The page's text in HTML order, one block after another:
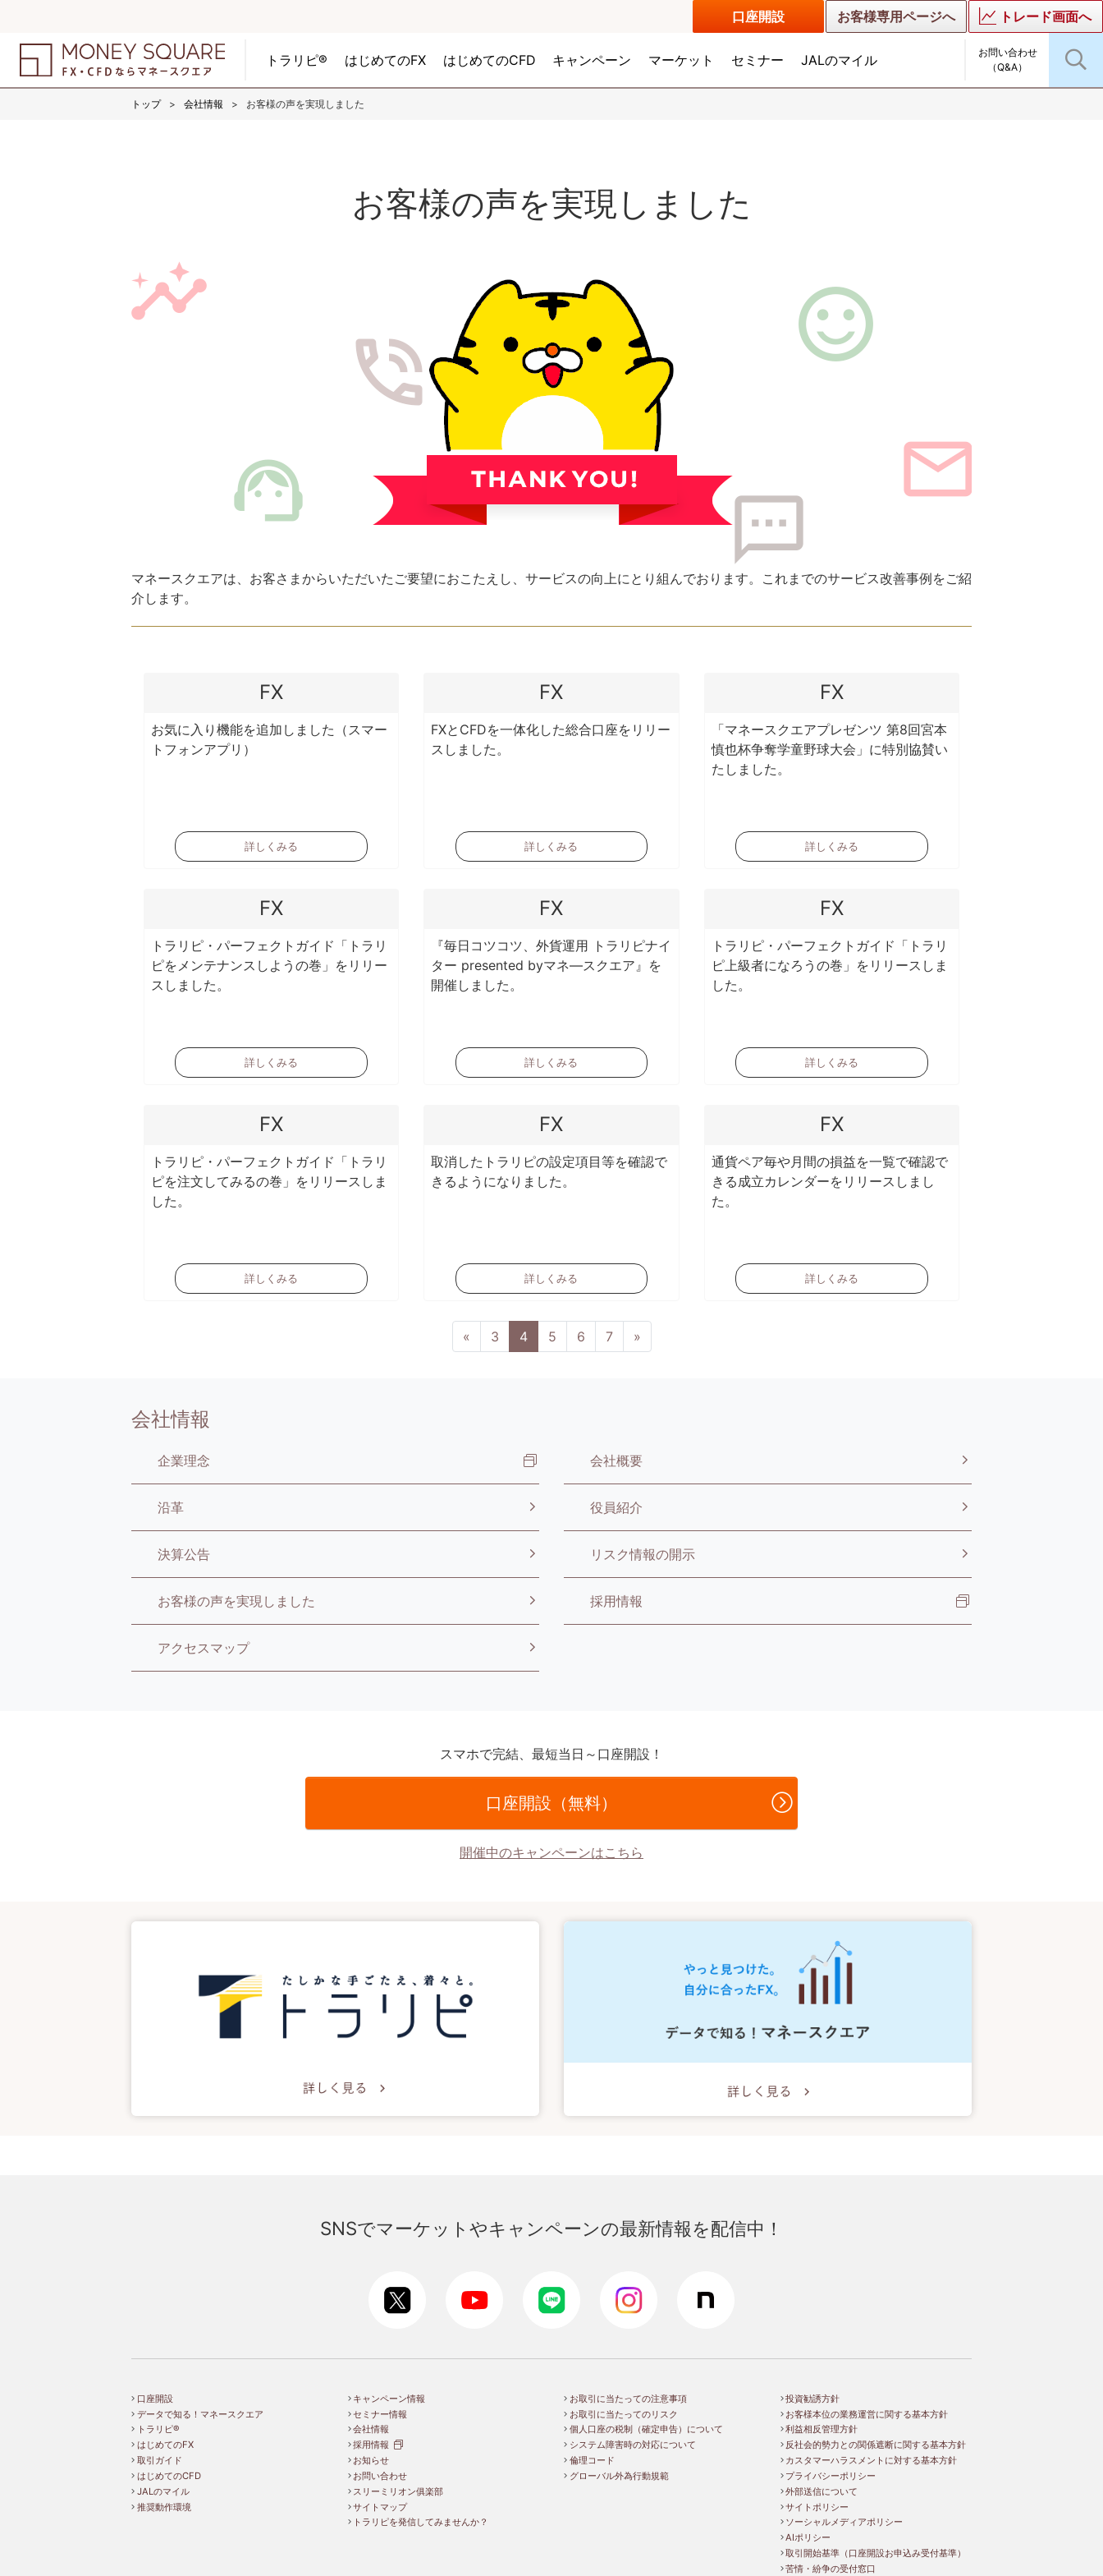
口座開設 お客様専用ページへ トレード画面へ
トラリピ® はじめてのFX はじめてのCFD キャンペーン マーケット セミナー JALのマイル
お問い合わせ
（Q&A）
トップ 会社情報 お客様の声を実現しました
お客様の声を実現しました
マネースクエアは、お客さまからいただいたご要望におこたえし、サービスの向上にとり組んでおります。これまでのサービス改善事例をご紹
介します。
FX
お気に入り機能を追加しました（スマー
トフォンアプリ）
詳しくみる
FX
FXとCFDを一体化した総合口座をリリー
スしました。
詳しくみる
FX
「マネースクエアプレゼンツ 第8回宮本
慎也杯争奪学童野球大会」に特別協賛い
たしました。
詳しくみる
FX
トラリピ・パーフェクトガイド「トラリ
ピをメンテナンスしようの巻」をリリー
スしました。
詳しくみる
FX
『毎日コツコツ、外貨運用 トラリピナイ
ター presented byマネ―スクエア』を
開催しました。
詳しくみる
FX
トラリピ・パーフェクトガイド「トラリ
ピ上級者になろうの巻」をリリースしま
した。
詳しくみる
FX
トラリピ・パーフェクトガイド「トラリ
ピを注文してみるの巻」をリリースしま
した。
詳しくみる
FX
取消したトラリピの設定項目等を確認で
きるようになりました。
詳しくみる
FX
通貨ペア毎や月間の損益を一覧で確認で
きる成立カレンダーをリリースしまし
た。
詳しくみる
« 3 4(current)
5 6 7 »
会社情報
企業理念 会社概要
沿革 役員紹介
決算公告 リスク情報の開示
お客様の声を実現しました 採用情報
アクセスマップ
スマホで完結、最短当日～口座開設！
口座開設（無料）
開催中のキャンペーンはこちら
SNSでマーケットやキャンペーンの最新情報を配信中！
口座開設
データで知る！マネースクエア
トラリピ®
はじめてのFX
取引ガイド
はじめてのCFD
JALのマイル
推奨動作環境
キャンペーン情報
セミナー情報
会社情報
採用情報
お知らせ
お問い合わせ
スリーミリオン俱楽部
サイトマップ
トラリピを発信してみませんか？
お取引に当たっての注意事項
お取引に当たってのリスク
個人口座の税制（確定申告）について
システム障害時の対応について
倫理コード
グローバル外為行動規範
投資勧誘方針
お客様本位の業務運営に関する基本方針
利益相反管理方針
反社会的勢力との関係遮断に関する基本方針
カスタマーハラスメントに対する基本方針
プライバシーポリシー
外部送信について
サイトポリシー
ソーシャルメディアポリシー
AIポリシー
取引開始基準（口座開設お申込み受付基準）
苦情・紛争の受付窓口